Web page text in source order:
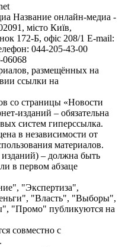
Название онлайн-медиа -
місто Київ,
172-Б, офіс 208/1 E-mail:
044-205-43-00
06068
размещённых на
ссылки на
со страницы «Новости
изданий – обязательна
систем гиперссылка.
в независимости от
материалов.
– должна быть
в первом абзаце
"Экспертиза",
"Власть", "Выборы",
"Промо" публикуются на
совместно с